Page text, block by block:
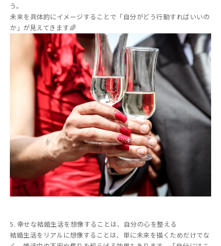
う。
未来を具体的にイメージすることで「自分がどう行動すればいいの
か」が見えてきます🌈
5. 幸せな結婚生活を想像することは、自分の心を整える
結婚生活をリアルに想像することは、単に未来を描くためだけでな